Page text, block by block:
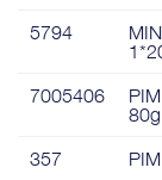
5794
7005406
357